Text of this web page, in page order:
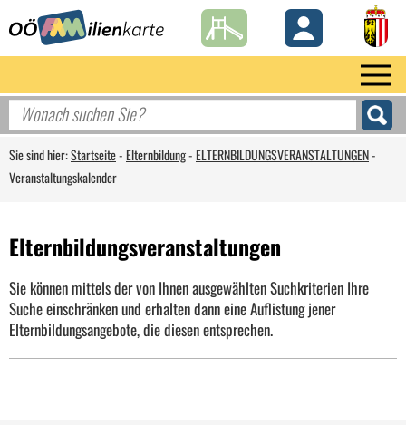
Sie sind hier:Startseite-Elternbildung-ELTERNBILDUNGSVERANSTALTUNGEN-
Veranstaltungskalender
Elternbildungsveranstaltungen
Sie können mittels der von Ihnen ausgewählten Suchkriterien Ihre
Suche einschränken und erhalten dann eine Auflistung jener
Elternbildungsangebote, die diesen entsprechen.